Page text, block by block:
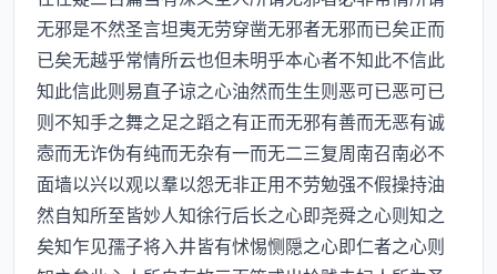
无邪是不然圣言坦夷无劳穿凿无邪者无邪而已矣正而
已矣无越乎常情所云也但未明乎本心者不知此不信此
知此信此则易直子谅之心油然而生生则恶可已恶可已
则不知手之舞之足之蹈之有正而无邪有善而无恶有诚
悫而无诈伪有纯而无杂有一而无二三复周南召南必不
面墙以兴以观以羣以怨无非正用不劳勉强不假操持油
然自知所至皆妙人知徐行后长之心即尧舜之心则知之
矣知乍见孺子将入井皆有怵惕恻隠之心即仁者之心则